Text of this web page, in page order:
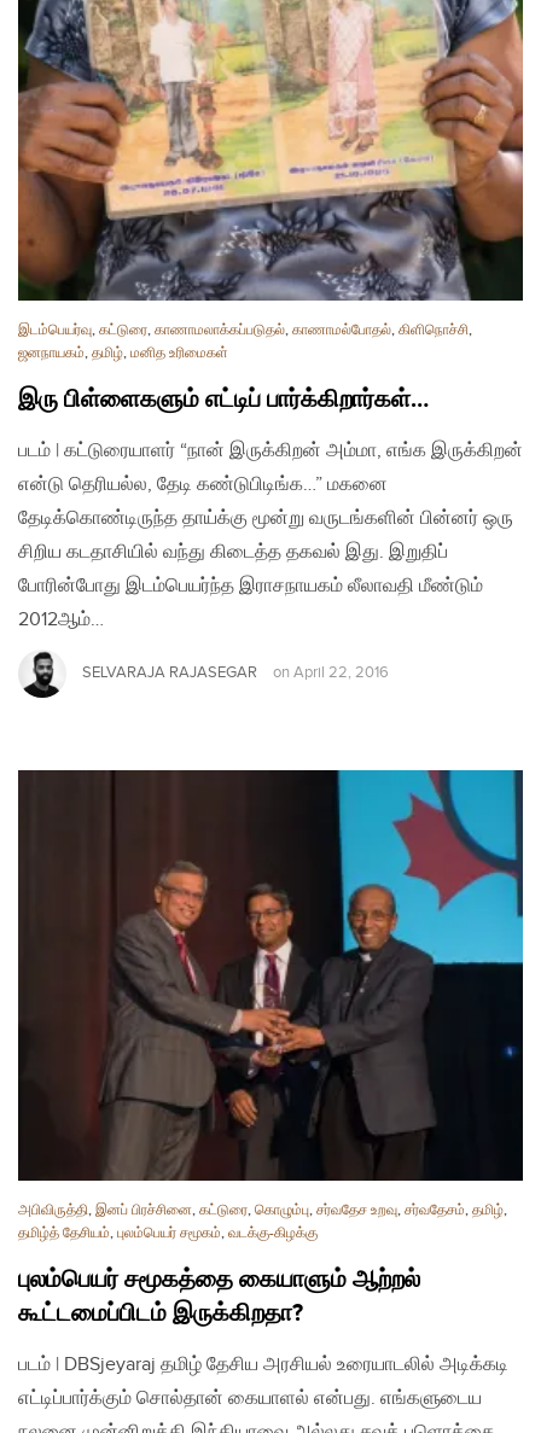
இடம்பெயர்வு, கட்டுரை, காணாமலாக்கப்படுதல், காணாமல்போதல், கிளிநொச்சி,
ஜனநாயகம், தமிழ், மனித உரிமைகள்
இரு பிள்ளைகளும் எட்டிப் பார்க்கிறார்கள்…
படம் | கட்டுரையாளர் “நான் இருக்கிறன் அம்மா, எங்க இருக்கிறன்
என்டு தெரியல்ல, தேடி கண்டுபிடிங்க…” மகனை
தேடிக்கொண்டிருந்த தாய்க்கு மூன்று வருடங்களின் பின்னர் ஒரு
சிறிய கடதாசியில் வந்து கிடைத்த தகவல் இது. இறுதிப்
போரின்போது இடம்பெயர்ந்த இராசநாயகம் லீலாவதி மீண்டும்
2012ஆம்…
SELVARAJA RAJASEGAR on April 22, 2016
அபிவிருத்தி, இனப் பிரச்சினை, கட்டுரை, கொழும்பு, சர்வதேச உறவு, சர்வதேசம், தமிழ்,
தமிழ்த் தேசியம், புலம்பெயர் சமூகம், வடக்கு-கிழக்கு
புலம்பெயர் சமூகத்தை கையாளும் ஆற்றல்
கூட்டமைப்பிடம் இருக்கிறதா?
படம் | DBSjeyaraj தமிழ் தேசிய அரசியல் உரையாடலில் அடிக்கடி
எட்டிப்பார்க்கும் சொல்தான் கையாளல் என்பது. எங்களுடைய